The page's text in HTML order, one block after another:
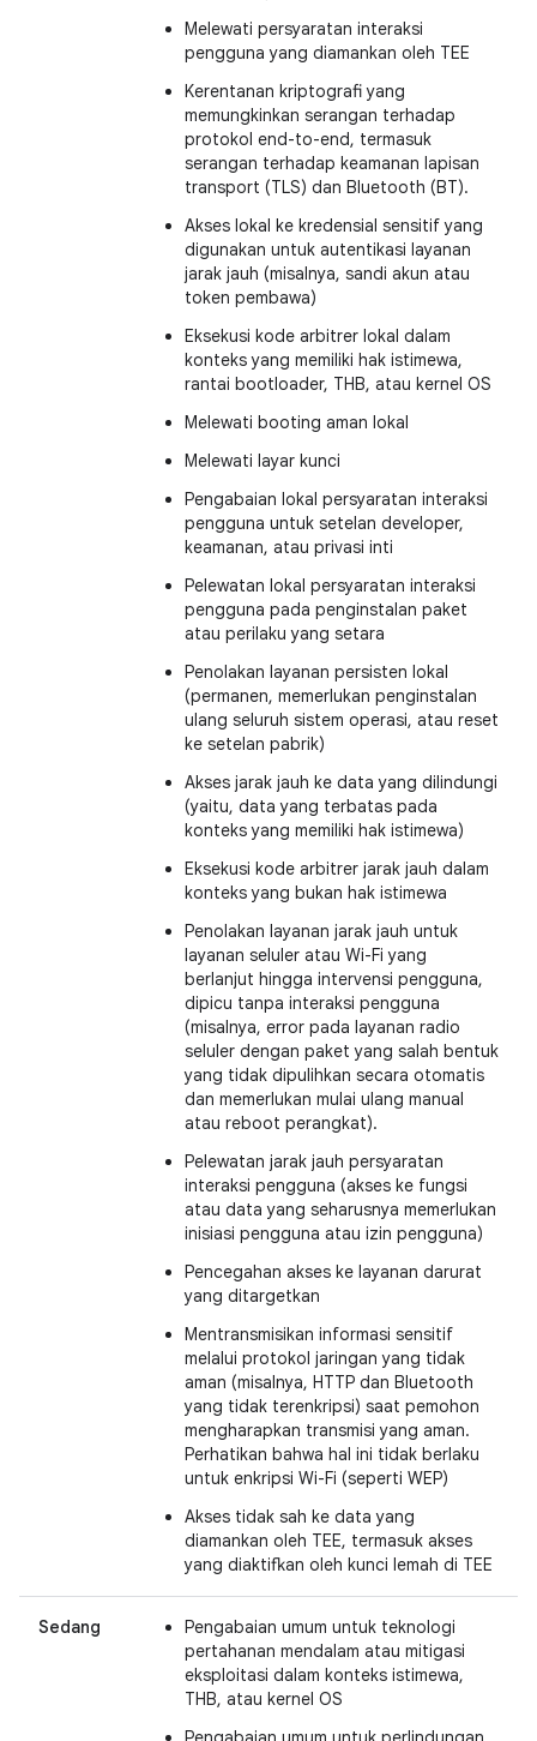
Melewati persyaratan interaksi
pengguna yang diamankan oleh TEE
Kerentanan kriptografi yang
memungkinkan serangan terhadap
protokol end-to-end, termasuk
serangan terhadap keamanan lapisan
transport (TLS) dan Bluetooth (BT).
Akses lokal ke kredensial sensitif yang
digunakan untuk autentikasi layanan
jarak jauh (misalnya, sandi akun atau
token pembawa)
Eksekusi kode arbitrer lokal dalam
konteks yang memiliki hak istimewa,
rantai bootloader, THB, atau kernel OS
Melewati booting aman lokal
Melewati layar kunci
Pengabaian lokal persyaratan interaksi
pengguna untuk setelan developer,
keamanan, atau privasi inti
Pelewatan lokal persyaratan interaksi
pengguna pada penginstalan paket
atau perilaku yang setara
Penolakan layanan persisten lokal
(permanen, memerlukan penginstalan
ulang seluruh sistem operasi, atau reset
ke setelan pabrik)
Akses jarak jauh ke data yang dilindungi
(yaitu, data yang terbatas pada
konteks yang memiliki hak istimewa)
Eksekusi kode arbitrer jarak jauh dalam
konteks yang bukan hak istimewa
Penolakan layanan jarak jauh untuk
layanan seluler atau Wi-Fi yang
berlanjut hingga intervensi pengguna,
dipicu tanpa interaksi pengguna
(misalnya, error pada layanan radio
seluler dengan paket yang salah bentuk
yang tidak dipulihkan secara otomatis
dan memerlukan mulai ulang manual
atau reboot perangkat).
Pelewatan jarak jauh persyaratan
interaksi pengguna (akses ke fungsi
atau data yang seharusnya memerlukan
inisiasi pengguna atau izin pengguna)
Pencegahan akses ke layanan darurat
yang ditargetkan
Mentransmisikan informasi sensitif
melalui protokol jaringan yang tidak
aman (misalnya, HTTP dan Bluetooth
yang tidak terenkripsi) saat pemohon
mengharapkan transmisi yang aman.
Perhatikan bahwa hal ini tidak berlaku
untuk enkripsi Wi-Fi (seperti WEP)
Akses tidak sah ke data yang
diamankan oleh TEE, termasuk akses
yang diaktifkan oleh kunci lemah di TEE
Sedang
Pengabaian umum untuk teknologi
pertahanan mendalam atau mitigasi
eksploitasi dalam konteks istimewa,
THB, atau kernel OS